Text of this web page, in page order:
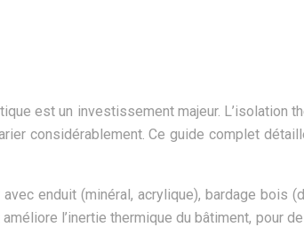
est un investissement majeur. L’isolation
considérablement. Ce guide complet
enduit (minéral, acrylique), bardage bois
l’inertie thermique du bâtiment,